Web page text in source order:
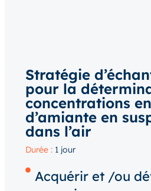
Stratégie
pour la
concentrations
d’amiante en
dans l’air
Durée : 1 jour
Acquérir et /ou